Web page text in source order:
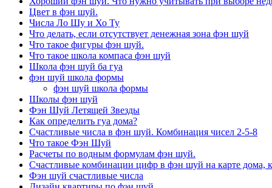
Цвет в фэн шуй.
Числа Ло Шу и Хо Ту
Что делать, если отсутствует денежная зона фэн шуй
Что такое фигуры фэн шуй.
Что такое школа компаса фэн шуй
Школа фэн шуй ба гуа
фэн шуй школа формы
фэн шуй школа формы
Школы фэн шуй
Фэн Шуй Летящей Звезды
Как определить гуа дома?
Счастливые числа в фэн шуй. Комбинация чисел 2-5-8
Что такое Фэн Шуй
Расчеты по водным формулам фэн шуй.
Счастливые комбинации цифр в фэн шуй на карте дома,
Фэн шуй счастливые числа